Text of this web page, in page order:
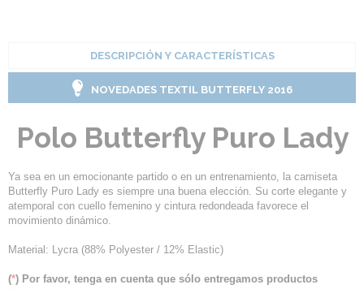
DESCRIPCIÓN Y CARACTERÍSTICAS
NOVEDADES TEXTIL BUTTERFLY 2016
Polo Butterfly Puro Lady
Ya sea en un emocionante partido o en un entrenamiento, la camiseta
Butterfly Puro Lady es siempre una buena elección. Su corte elegante y
atemporal con cuello femenino y cintura redondeada favorece el
movimiento dinámico.
Material: Lycra (88% Polyester / 12% Elastic)
(*) Por favor, tenga en cuenta que sólo entregamos productos